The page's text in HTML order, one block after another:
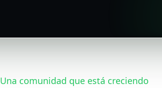
Una comunidad que está creciendo